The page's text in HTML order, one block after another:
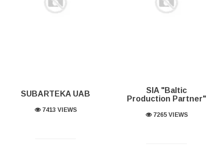
SUBARTEKA UAB
7413 VIEWS
SIA "Baltic
Production Partner"
7265 VIEWS